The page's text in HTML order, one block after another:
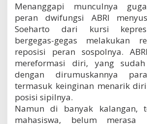
Menanggapi munculnya
peran dwifungsi ABRI
Soeharto dari kursi
bergegas-gegas melakukan
reposisi peran sospolnya.
mereformasi diri, yang sudah
dengan dirumuskannya
termasuk keinginan menarik
posisi sipilnya.
Namun di banyak kalangan,
mahasiswa, belum merasa